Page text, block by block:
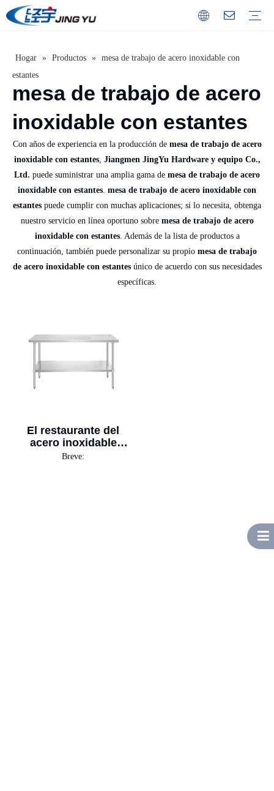
Hogar » Productos » mesa de trabajo de acero inoxidable con
estantes
mesa de trabajo de acero
inoxidable con estantes
Con años de experiencia en la producción de mesa de trabajo de acero
inoxidable con estantes, Jiangmen JingYu Hardware y equipo Co.,
Ltd. puede suministrar una amplia gama de mesa de trabajo de acero
inoxidable con estantes. mesa de trabajo de acero inoxidable con
estantes puede cumplir con muchas aplicaciones; si lo necesita, obtenga
nuestro servicio en línea oportuno sobre mesa de trabajo de acero
inoxidable con estantes. Además de la lista de productos a
continuación, también puede personalizar su propio mesa de trabajo
de acero inoxidable con estantesúnico de acuerdo con sus necesidades
específicas.
El restaurante del
acero inoxidable
presenta el acero
Breve: